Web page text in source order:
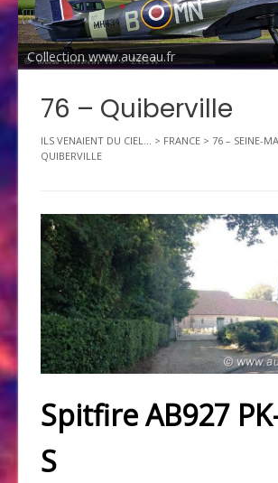
Collection www.auzeau.fr
76 – Quiberville
ILS VENAIENT DU CIEL... > FRANCE > 76 – SEINE-
QUIBERVILLE
Spitfire AB927
S